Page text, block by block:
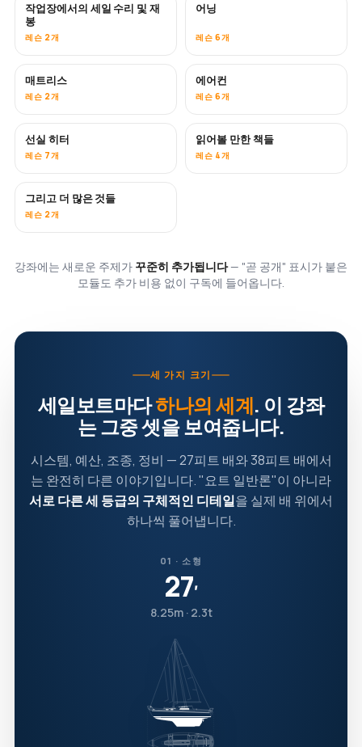
곧 공개
작업장에서의 세일 수리 및 재
봉
레슨 2개
어닝
레슨 6개
매트리스
레슨 2개
곧 공개
에어컨
레슨 6개
곧 공개
선실 히터
레슨 7개
곧 공개
읽어볼 만한 책들
레슨 4개
곧 공개
그리고 더 많은 것들
레슨 2개
강좌에는 새로운 주제가 꾸준히 추가됩니다— "곧 공개" 표시가 붙은
모듈도 추가 비용 없이 구독에 들어옵니다.
세 가지 크기
세일보트마다하나의 세계. 이 강좌
는 그중 셋을 보여줍니다.
시스템, 예산, 조종, 정비 — 27피트 배와 38피트 배에서
는 완전히 다른 이야기입니다. "요트 일반론"이 아니라
서로 다른 세 등급의 구체적인 디테일을 실제 배 위에서
하나씩 풀어냅니다.
01 · 소형
27′
8.25m · 2.3t